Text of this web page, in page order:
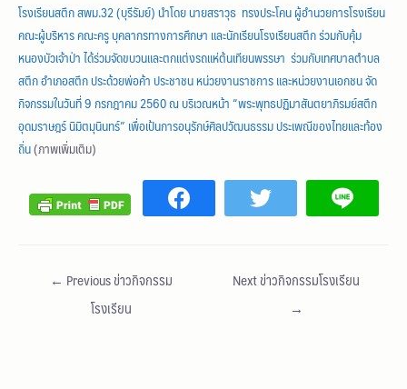
โรงเรียนสตึก สพม.32 (บุรีรัมย์) นำโดย นายสราวุธ ทรงประโคน ผู้อำนวยการโรงเรียน
คณะผู้บริหาร คณะครู บุคลากรทางการศึกษา และนักเรียนโรงเรียนสตึก ร่วมกับคุ้ม
หนองบัวเจ้าป่า ได้ร่วมจัดขบวนและตกแต่งรถแห่ต้นเทียนพรรษา ร่วมกับเทศบาลตำบล
สตึก อำเภอสตึก ประด้วยพ่อค้า ประชาชน หน่วยงานราชการ และหน่วยงานเอกชน จัด
กิจกรรมในวันที่ 9 กรกฎาคม 2560 ณ บริเวณหน้า “พระพุทธปฏิมาสันตยาภิรมย์สตึก
อุดมราษฎร์ นิมิตมุนินทร์” เพื่อเป้นการอนุรักษ์ศิลปวัฒนธรรม ประเพณีของไทยและท้อง
ถิ่น(ภาพเพิ่มเติม)
← Previous ข่าวกิจกรรม
โรงเรียน
Next ข่าวกิจกรรมโรงเรียน
→